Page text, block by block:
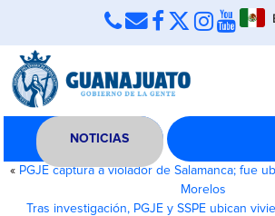
NOTICIAS
« PGJE captura a violador de Salamanca; fue
Morelos
Tras investigación, PGJE y SSPE ubican